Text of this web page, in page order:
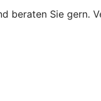
beraten Sie gern.